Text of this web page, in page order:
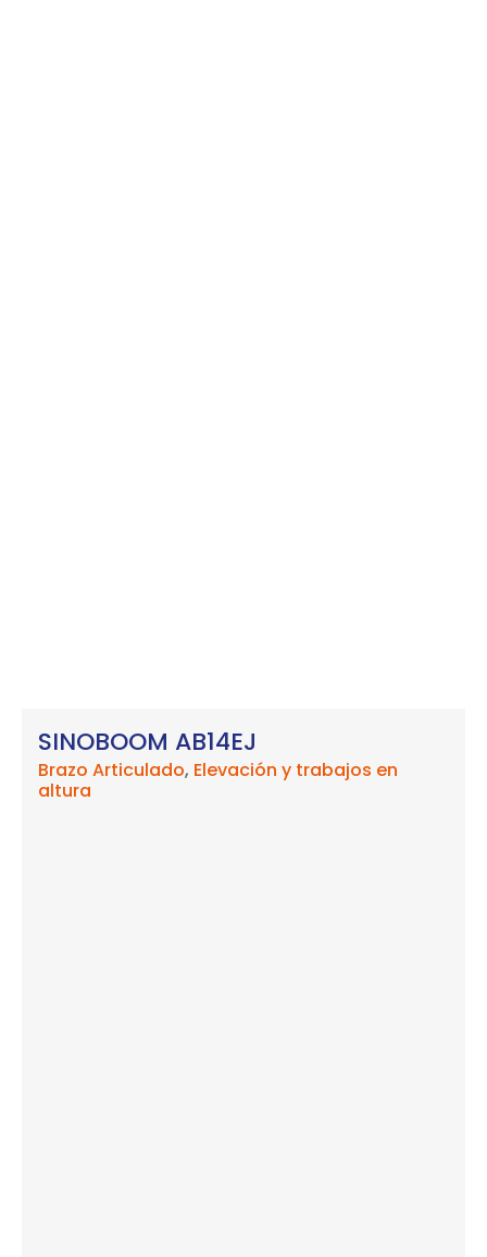
SINOBOOM AB14EJ
Brazo Articulado, Elevación y trabajos en
altura